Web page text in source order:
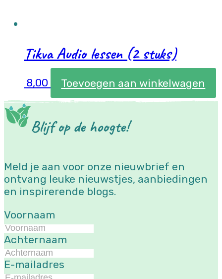
Tikva Audio lessen (2 stuks)
8,00 Toevoegen aan winkelwagen
Blijf op de hoogte!
Meld je aan voor onze nieuwbrief en
ontvang leuke nieuwstjes, aanbiedingen
en inspirerende blogs.
Voornaam
Achternaam
E-mailadres